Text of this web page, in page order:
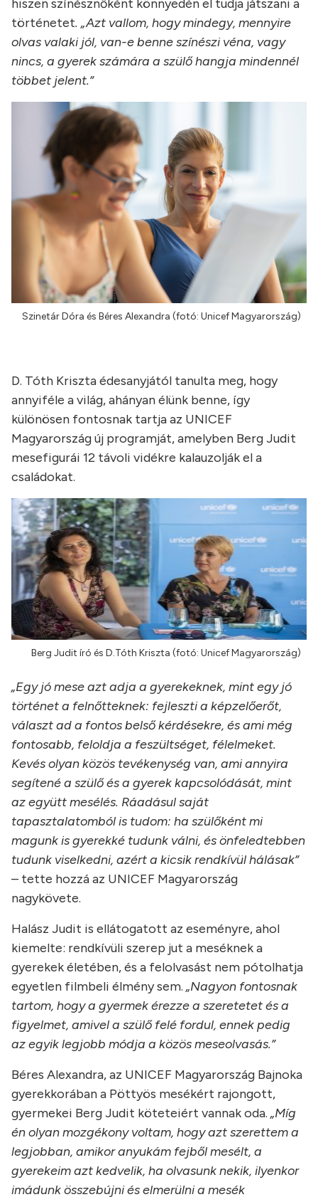
hiszen színésznőként könnyedén el tudja játszani a
történetet. „Azt vallom, hogy mindegy, mennyire
olvas valaki jól, van-e benne színészi véna, vagy
nincs, a gyerek számára a szülő hangja mindennél
többet jelent.”
Szinetár Dóra és Béres Alexandra (fotó: Unicef Magyarország)
D. Tóth Kriszta édesanyjától tanulta meg, hogy
annyiféle a világ, ahányan élünk benne, így
különösen fontosnak tartja az UNICEF
Magyarország új programját, amelyben Berg Judit
mesefigurái 12 távoli vidékre kalauzolják el a
családokat.
Berg Judit író és D.Tóth Kriszta (fotó: Unicef Magyarország)
„Egy jó mese azt adja a gyerekeknek, mint egy jó
történet a felnőtteknek: fejleszti a képzelőerőt,
választ ad a fontos belső kérdésekre, és ami még
fontosabb, feloldja a feszültséget, félelmeket.
Kevés olyan közös tevékenység van, ami annyira
segítené a szülő és a gyerek kapcsolódását, mint
az együtt mesélés. Ráadásul saját
tapasztalatomból is tudom: ha szülőként mi
magunk is gyerekké tudunk válni, és önfeledtebben
tudunk viselkedni, azért a kicsik rendkívül hálásak”
– tette hozzá az UNICEF Magyarország
nagykövete.
Halász Judit is ellátogatott az eseményre, ahol
kiemelte: rendkívüli szerep jut a meséknek a
gyerekek életében, és a felolvasást nem pótolhatja
egyetlen filmbeli élmény sem.„Nagyon fontosnak
tartom, hogy a gyermek érezze a szeretetet és a
figyelmet, amivel a szülő felé fordul, ennek pedig
az egyik legjobb módja a közös meseolvasás.”
Béres Alexandra, az UNICEF Magyarország Bajnoka
gyerekkorában a Pöttyös mesékért rajongott,
gyermekei Berg Judit köteteiért vannak oda.„Míg
én olyan mozgékony voltam, hogy azt szerettem a
legjobban, amikor anyukám fejből mesélt, a
gyerekeim azt kedvelik, ha olvasunk nekik, ilyenkor
imádunk összebújni és elmerülni a mesék